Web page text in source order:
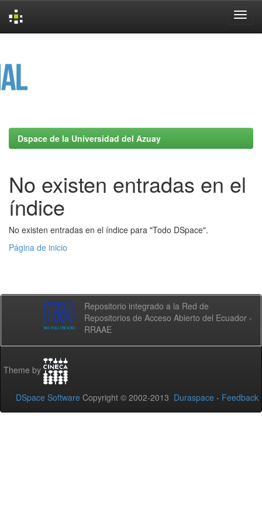
Dspace de la Universidad del Azuay
No existen entradas en el
índice
No existen entradas en el índice para "Todo DSpace".
Página de inicio
Repositorio integrado a la Red de
Repositorios de Acceso Abierto del Ecuador -
RRAAE
Theme by
DSpace Software Copyright © 2002-2013 Duraspace - Feedback